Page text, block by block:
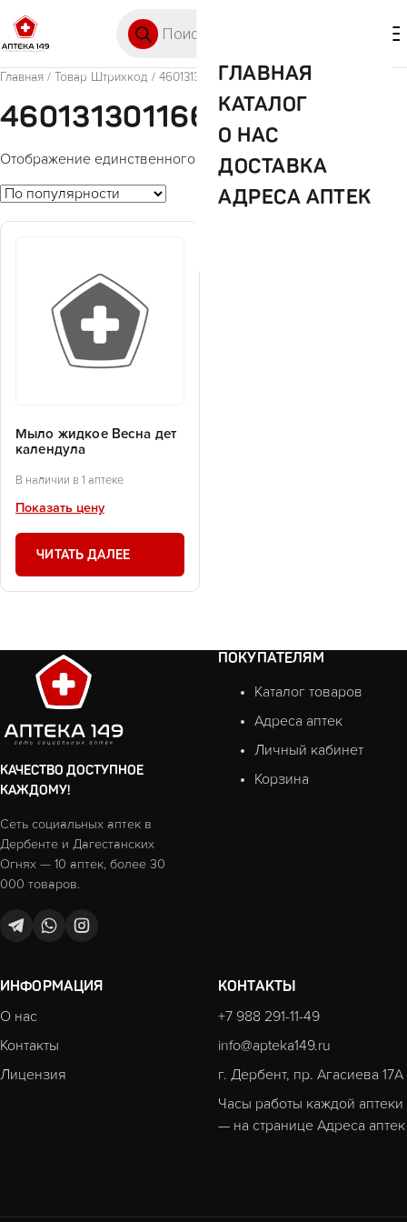
ГЛАВНАЯ
КАТАЛОГ
О НАС
ДОСТАВКА
АДРЕСА АПТЕК
Главная / Товар Штрихкод / 4601313011668
4601313011668
Отображение единственного товара
Мыло жидкое Весна дет
календула
В наличии в 1 аптеке
Показать цену
ЧИТАТЬ ДАЛЕЕ
КАЧЕСТВО ДОСТУПНОЕ
КАЖДОМУ!
Сеть социальных аптек в
Дербенте и Дагестанских
Огнях — 10 аптек, более 30
000 товаров.
ПОКУПАТЕЛЯМ
Каталог товаров
Адреса аптек
Личный кабинет
Корзина
ИНФОРМАЦИЯ
О нас
Контакты
Лицензия
КОНТАКТЫ
+7 988 291-11-49
info@apteka149.ru
г. Дербент, пр. Агасиева 17А
Часы работы каждой аптеки
— на странице Адреса аптек